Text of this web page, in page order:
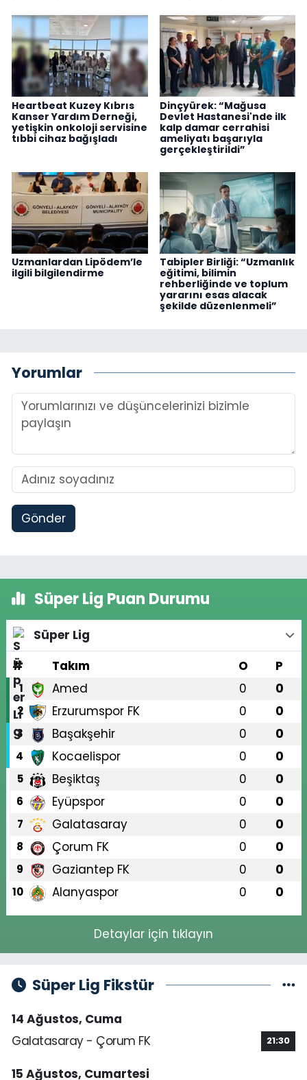
Heartbeat Kuzey Kıbrıs
Kanser Yardım Derneği,
yetişkin onkoloji servisine
tıbbi cihaz bağışladı
Dinçyürek: “Mağusa
Devlet Hastanesi'nde ilk
kalp damar cerrahisi
ameliyatı başarıyla
gerçekleştirildi”
Uzmanlardan Lipödem’le
ilgili bilgilendirme
Tabipler Birliği: “Uzmanlık
eğitimi, bilimin
rehberliğinde ve toplum
yararını esas alacak
şekilde düzenlenmeli”
Yorumlar
Gönder
Süper Lig Puan Durumu
Süper Lig
#
Takım O P
1 Amed 0 0
2 Erzurumspor FK 0 0
3 Başakşehir 0 0
4 Kocaelispor 0 0
5 Beşiktaş 0 0
6 Eyüpspor 0 0
7 Galatasaray 0 0
8 Çorum FK 0 0
9 Gaziantep FK 0 0
10 Alanyaspor 0 0
Detaylar için tıklayın
Süper Lig Fikstür
14 Ağustos, Cuma
Galatasaray - Çorum FK
21:30
15 Ağustos, Cumartesi